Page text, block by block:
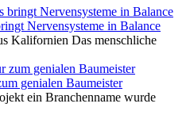
Nervensysteme in Balance
Kalifornien Das menschliche
genialen Baumeister
ein Branchenname wurde